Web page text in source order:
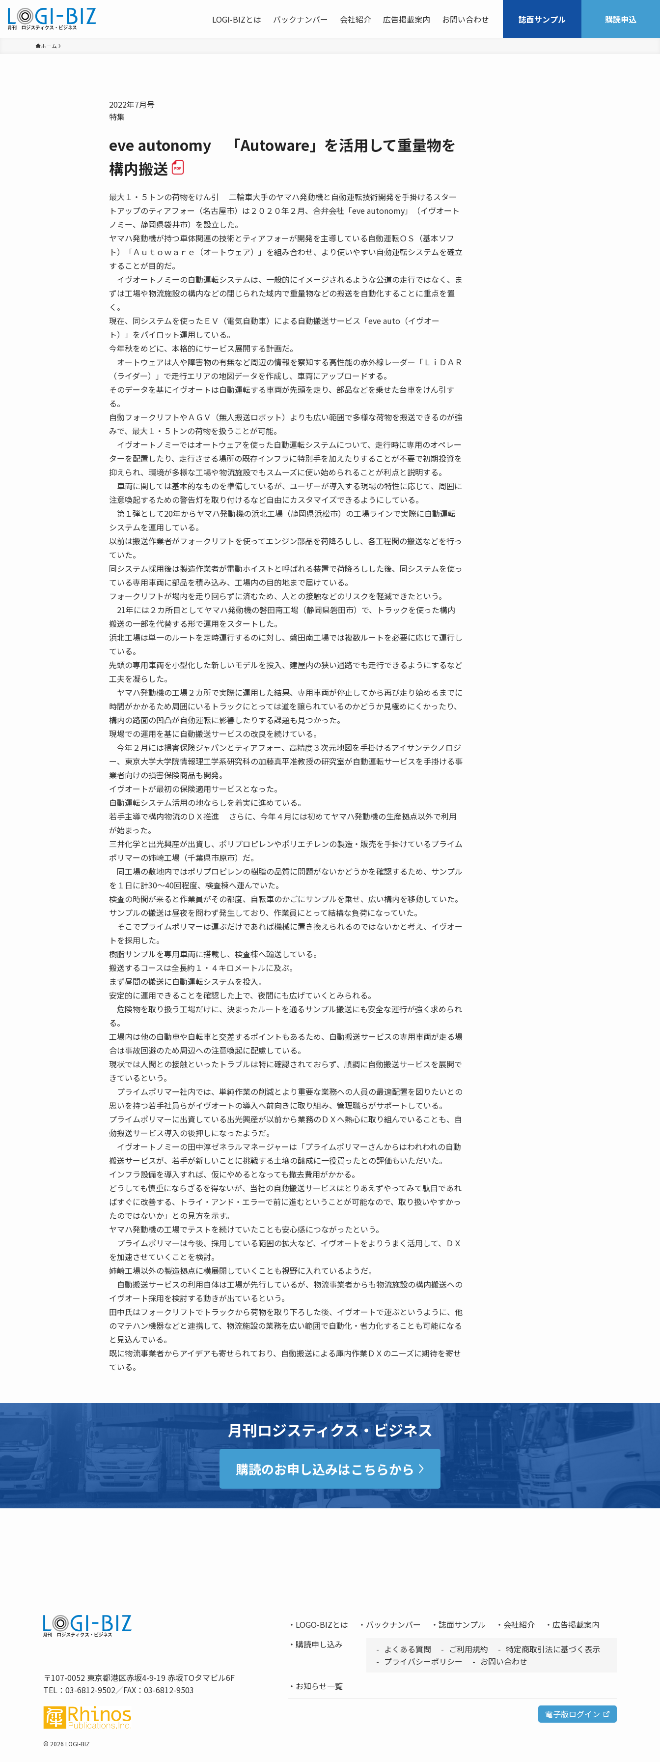
LOGI-BIZとは バックナンバー 会社紹介 広告掲載案内 お問い合わせ 誌面サンプル 購読申込
ホーム
2022年7月号
特集
eve autonomy 「Autoware」を活用して重量物を
構内搬送
最大１・５トンの荷物をけん引 二輪車大手のヤマハ発動機と自動運転技術開発を手掛けるスター
トアップのティアフォー（名古屋市）は２０２０年２月、合弁会社「eve autonomy」（イヴオート
ノミー、静岡県袋井市）を設立した。
ヤマハ発動機が持つ車体関連の技術とティアフォーが開発を主導している自動運転ＯＳ（基本ソフ
ト）「Ａｕｔｏｗａｒｅ（オートウェア）」を組み合わせ、より使いやすい自動運転システムを確立
することが目的だ。
イヴオートノミーの自動運転システムは、一般的にイメージされるような公道の走行ではなく、ま
ずは工場や物流施設の構内などの閉じられた域内で重量物などの搬送を自動化することに重点を置
く。
現在、同システムを使ったＥＶ（電気自動車）による自動搬送サービス「eve auto（イヴオー
ト）」をパイロット運用している。
今年秋をめどに、本格的にサービス展開する計画だ。
オートウェアは人や障害物の有無など周辺の情報を察知する高性能の赤外線レーダー「ＬｉＤＡＲ
（ライダー）」で走行エリアの地図データを作成し、車両にアップロードする。
そのデータを基にイヴオートは自動運転する車両が先頭を走り、部品などを乗せた台車をけん引す
る。
自動フォークリフトやＡＧＶ（無人搬送ロボット）よりも広い範囲で多様な荷物を搬送できるのが強
みで、最大１・５トンの荷物を扱うことが可能。
イヴオートノミーではオートウェアを使った自動運転システムについて、走行時に専用のオペレー
ターを配置したり、走行させる場所の既存インフラに特別手を加えたりすることが不要で初期投資を
抑えられ、環境が多様な工場や物流施設でもスムーズに使い始められることが利点と説明する。
車両に関しては基本的なものを準備しているが、ユーザーが導入する現場の特性に応じて、周囲に
注意喚起するための警告灯を取り付けるなど自由にカスタマイズできるようにしている。
第１弾として20年からヤマハ発動機の浜北工場（静岡県浜松市）の工場ラインで実際に自動運転
システムを運用している。
以前は搬送作業者がフォークリフトを使ってエンジン部品を荷降ろしし、各工程間の搬送などを行っ
ていた。
同システム採用後は製造作業者が電動ホイストと呼ばれる装置で荷降ろしした後、同システムを使っ
ている専用車両に部品を積み込み、工場内の目的地まで届けている。
フォークリフトが場内を走り回らずに済むため、人との接触などのリスクを軽減できたという。
21年には２カ所目としてヤマハ発動機の磐田南工場（静岡県磐田市）で、トラックを使った構内
搬送の一部を代替する形で運用をスタートした。
浜北工場は単一のルートを定時運行するのに対し、磐田南工場では複数ルートを必要に応じて運行し
ている。
先頭の専用車両を小型化した新しいモデルを投入、建屋内の狭い通路でも走行できるようにするなど
工夫を凝らした。
ヤマハ発動機の工場２カ所で実際に運用した結果、専用車両が停止してから再び走り始めるまでに
時間がかかるため周囲にいるトラックにとっては道を譲られているのかどうか見極めにくかったり、
構内の路面の凹凸が自動運転に影響したりする課題も見つかった。
現場での運用を基に自動搬送サービスの改良を続けている。
今年２月には損害保険ジャパンとティアフォー、高精度３次元地図を手掛けるアイサンテクノロジ
ー、東京大学大学院情報理工学系研究科の加藤真平准教授の研究室が自動運転サービスを手掛ける事
業者向けの損害保険商品も開発。
イヴオートが最初の保険適用サービスとなった。
自動運転システム活用の地ならしを着実に進めている。
若手主導で構内物流のＤＸ推進 さらに、今年４月には初めてヤマハ発動機の生産拠点以外で利用
が始まった。
三井化学と出光興産が出資し、ポリプロピレンやポリエチレンの製造・販売を手掛けているプライム
ポリマーの姉崎工場（千葉県市原市）だ。
同工場の敷地内ではポリプロピレンの樹脂の品質に問題がないかどうかを確認するため、サンプル
を１日に計30～40回程度、検査棟へ運んでいた。
検査の時間が来ると作業員がその都度、自転車のかごにサンプルを乗せ、広い構内を移動していた。
サンプルの搬送は昼夜を問わず発生しており、作業員にとって結構な負荷になっていた。
そこでプライムポリマーは運ぶだけであれば機械に置き換えられるのではないかと考え、イヴオー
トを採用した。
樹脂サンプルを専用車両に搭載し、検査棟へ輸送している。
搬送するコースは全長約１・４キロメートルに及ぶ。
まず昼間の搬送に自動運転システムを投入。
安定的に運用できることを確認した上で、夜間にも広げていくとみられる。
危険物を取り扱う工場だけに、決まったルートを通るサンプル搬送にも安全な運行が強く求められ
る。
工場内は他の自動車や自転車と交差するポイントもあるため、自動搬送サービスの専用車両が走る場
合は事故回避のため周辺への注意喚起に配慮している。
現状では人間との接触といったトラブルは特に確認されておらず、順調に自動搬送サービスを展開で
きているという。
プライムポリマー社内では、単純作業の削減とより重要な業務への人員の最適配置を図りたいとの
思いを持つ若手社員らがイヴオートの導入へ前向きに取り組み、管理職らがサポートしている。
プライムポリマーに出資している出光興産が以前から業務のＤＸへ熱心に取り組んでいることも、自
動搬送サービス導入の後押しになったようだ。
イヴオートノミーの田中淳ゼネラルマネージャーは「プライムポリマーさんからはわれわれの自動
搬送サービスが、若手が新しいことに挑戦する土壌の醸成に一役買ったとの評価もいただいた。
インフラ設備を導入すれば、仮にやめるとなっても撤去費用がかかる。
どうしても慎重にならざるを得ないが、当社の自動搬送サービスはとりあえずやってみて駄目であれ
ばすぐに改善する、トライ・アンド・エラーで前に進むということが可能なので、取り扱いやすかっ
たのではないか」との見方を示す。
ヤマハ発動機の工場でテストを続けていたことも安心感につながったという。
プライムポリマーは今後、採用している範囲の拡大など、イヴオートをよりうまく活用して、ＤＸ
を加速させていくことを検討。
姉崎工場以外の製造拠点に横展開していくことも視野に入れているようだ。
自動搬送サービスの利用自体は工場が先行しているが、物流事業者からも物流施設の構内搬送への
イヴオート採用を検討する動きが出ているという。
田中氏はフォークリフトでトラックから荷物を取り下ろした後、イヴオートで運ぶというように、他
のマテハン機器などと連携して、物流施設の業務を広い範囲で自動化・省力化することも可能になる
と見込んでいる。
既に物流事業者からアイデアも寄せられており、自動搬送による庫内作業ＤＸのニーズに期待を寄せ
ている。
月刊ロジスティクス・ビジネス
購読のお申し込みはこちらから
〒107-0052 東京都港区赤坂4-9-19 赤坂TOタマビル6F
TEL：03-6812-9502／FAX：03-6812-9503
© 2026 LOGI-BIZ
LOGO-BIZとは バックナンバー 誌面サンプル 会社紹介
広告掲載案内
購読申し込み
よくある質問 ご利用規約
特定商取引法に基づく表示
プライバシーポリシー
お問い合わせ
お知らせ一覧
電子版ログイン